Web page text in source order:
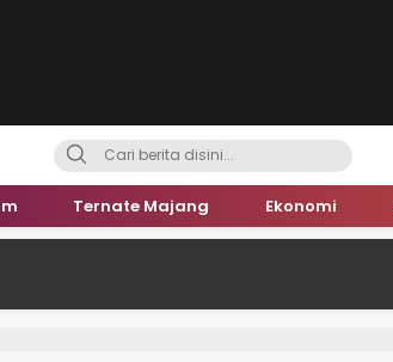
Ternate Majang Ekonomi